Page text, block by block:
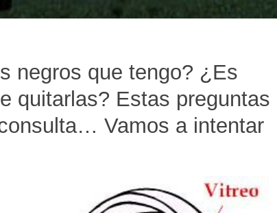
negros que tengo? ¿Es
quitarlas? Estas preguntas
Vamos a intentar